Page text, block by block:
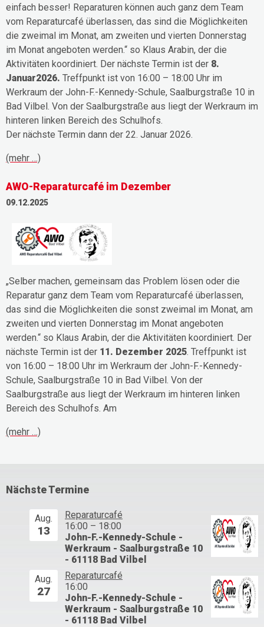
einfach besser! Reparaturen können auch ganz dem Team
vom Reparaturcafé überlassen, das sind die Möglichkeiten
die zweimal im Monat, am zweiten und vierten Donnerstag
im Monat angeboten werden.“ so Klaus Arabin, der die
Aktivitäten koordiniert. Der nächste Termin ist der 8.
Januar2026. Treffpunkt ist von 16:00 – 18:00 Uhr im
Werkraum der John-F.-Kennedy-Schule, Saalburgstraße 10 in
Bad Vilbel. Von der Saalburgstraße aus liegt der Werkraum im
hinteren linken Bereich des Schulhofs.
Der nächste Termin dann der 22. Januar 2026.
(mehr …)
AWO-Reparaturcafé im Dezember
09.12.2025
„Selber machen, gemeinsam das Problem lösen oder die
Reparatur ganz dem Team vom Reparaturcafé überlassen,
das sind die Möglichkeiten die sonst zweimal im Monat, am
zweiten und vierten Donnerstag im Monat angeboten
werden.“ so Klaus Arabin, der die Aktivitäten koordiniert. Der
nächste Termin ist der 11. Dezember 2025. Treffpunkt ist
von 16:00 – 18:00 Uhr im Werkraum der John-F.-Kennedy-
Schule, Saalburgstraße 10 in Bad Vilbel. Von der
Saalburgstraße aus liegt der Werkraum im hinteren linken
Bereich des Schulhofs. Am
(mehr …)
Nächste Termine
Aug.
13
Reparaturcafé
16:00 – 18:00
John-F.-Kennedy-Schule -
Werkraum - Saalburgstraße 10
- 61118 Bad Vilbel
Aug.
27
Reparaturcafé
16:00
John-F.-Kennedy-Schule -
Werkraum - Saalburgstraße 10
- 61118 Bad Vilbel